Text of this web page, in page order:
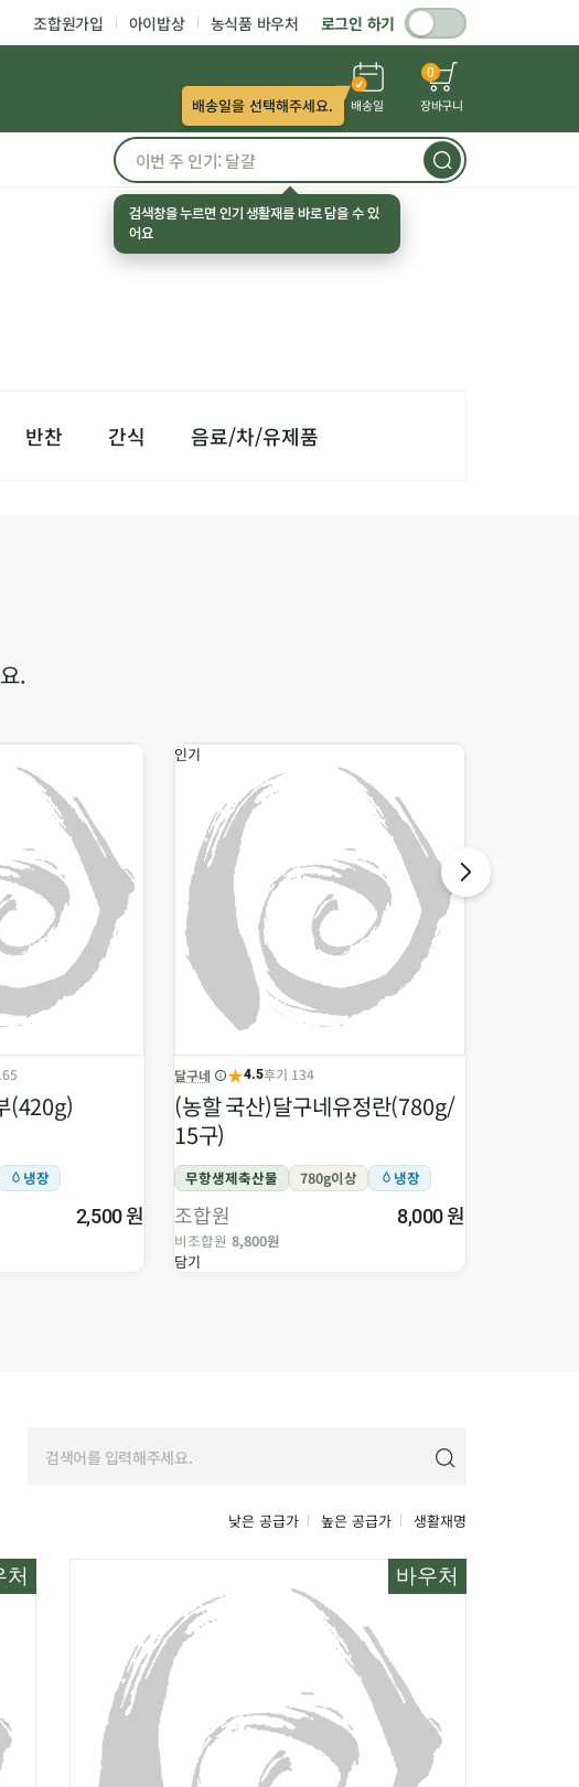
조합원가입 아이밥상 농식품 바우처 로그인 하기
배송일
배송일을 선택해주세요.
0
장바구니
반찬 간식 음료/차/유제품
.
(420g)
냉장
2,500원
인기
달구네 ★4.5후기 134
(농할 국산)달구네유정란(780g/
15구)
무항생제축산물 780g이상 냉장
조합원 8,000원
비조합원 8,800원
담기
낮은 공급가 높은 공급가 생활재명
처 바우처
검색창을 누르면 인기 생활재를 바로 담을 수 있
어요